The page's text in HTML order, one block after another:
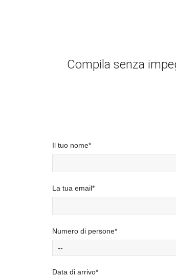
Compila senza
Il tuo nome*
La tua email*
Numero di persone*
Data di arrivo*